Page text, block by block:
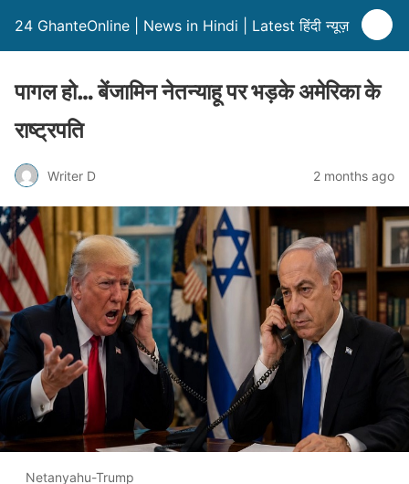
24 GhanteOnline | News in Hindi | Latest हिंदी न्यूज़
पागल हो… बेंजामिन नेतन्याहू पर भड़के अमेरिका के
राष्ट्रपति
Writer D 2 months ago
Netanyahu-Trump